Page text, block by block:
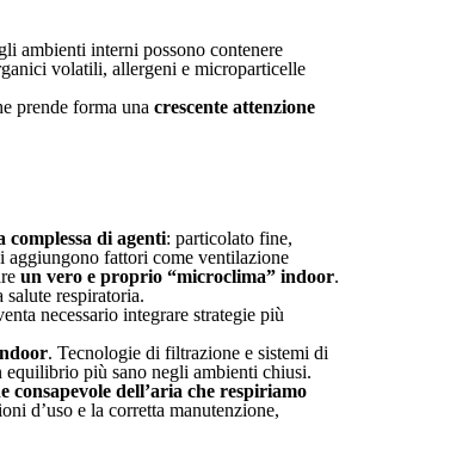
ambienti interni possono contenere
volatili, allergeni e microparticelle
prende forma una crescente attenzione
complessa di agenti: particolato fine,
fattori come ventilazione
un vero e proprio “microclima” indoor.
respiratoria.
necessario integrare strategie più
. Tecnologie di filtrazione e sistemi di
equilibrio più sano negli ambienti chiusi.
consapevole dell’aria che respiriamo
d’uso e la corretta manutenzione,